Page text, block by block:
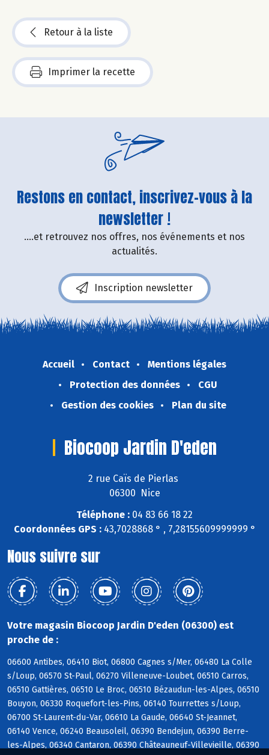
Retour à la liste
Imprimer la recette
Restons en contact, inscrivez-vous à la
newsletter !
....et retrouvez nos offres, nos événements et nos
actualités.
Inscription newsletter
Accueil Contact
Mentions légales
Protection des données
CGU
Gestion des cookies
Plan du site
Biocoop Jardin D'eden
2 rue Caïs de Pierlas
06300 Nice
Téléphone : 04 83 66 18 22
Coordonnées GPS :43,7028868 ° , 7,28155609999999 °
Nous suivre sur
Votre magasin Biocoop Jardin D'eden (06300) est
proche de :
06600 Antibes, 06410 Biot, 06800 Cagnes s/Mer, 06480 La Colle
s/Loup, 06570 St-Paul, 06270 Villeneuve-Loubet, 06510 Carros,
06510 Gattières, 06510 Le Broc, 06510 Bézaudun-les-Alpes, 06510
Bouyon, 06330 Roquefort-les-Pins, 06140 Tourrettes s/Loup,
06700 St-Laurent-du-Var, 06610 La Gaude, 06640 St-Jeannet,
06140 Vence, 06240 Beausoleil, 06390 Bendejun, 06390 Berre-
les-Alpes, 06340 Cantaron, 06390 Châteauneuf-Villevieille, 06390